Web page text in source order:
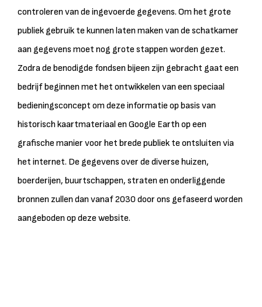
controleren van de ingevoerde gegevens. Om het grote
publiek gebruik te kunnen laten maken van de schatkamer
aan gegevens moet nog grote stappen worden gezet.
Zodra de benodigde fondsen bijeen zijn gebracht gaat een
bedrijf beginnen met het ontwikkelen van een speciaal
bedieningsconcept om deze informatie op basis van
historisch kaartmateriaal en Google Earth op een
grafische manier voor het brede publiek te ontsluiten via
het internet. De gegevens over de diverse huizen,
boerderijen, buurtschappen, straten en onderliggende
bronnen zullen dan vanaf 2030 door ons gefaseerd worden
aangeboden op deze website.